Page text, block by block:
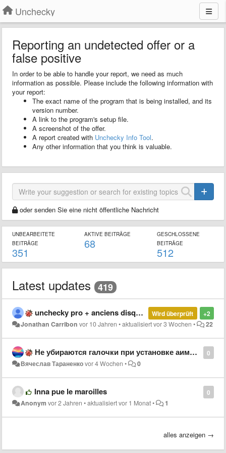
Unchecky
Reporting an undetected offer or a
false positive
In order to be able to handle your report, we need as much
information as possible. Please include the following information with
your report:
The exact name of the program that is being installed, and its
version number.
A link to the program's setup file.
A screenshot of the offer.
A report created with Unchecky Info Tool.
Any other information that you think is valuable.
oder senden Sie eine nicht öffentliche Nachricht
UNBEARBEITETE
BEITRÄGE
351
AKTIVE BEITRÄGE
68
GESCHLOSSENE
BEITRÄGE
512
Latest updates 419
+2
Wird überprüft
unchecky pro + anciens disques durs externes impossibles à formater
Jonathan Carribon vor 10 Jahren •aktualisiertvor 3 Wochen • 22
0
Не убираются галочки при установке аимп aimp
Вячеслав Тараненкоvor 4 Wochen • 0
0
Inna pue le maroilles
Anonym vor 2 Jahren •aktualisiertvor 1 Monat• 1
alles anzeigen →